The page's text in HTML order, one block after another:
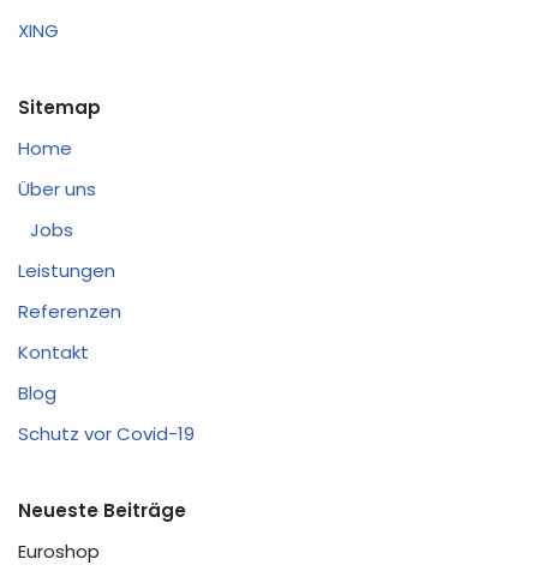
XING
Sitemap
Home
Über uns
Jobs
Leistungen
Referenzen
Kontakt
Blog
Schutz vor Covid-19
Neueste Beiträge
Euroshop